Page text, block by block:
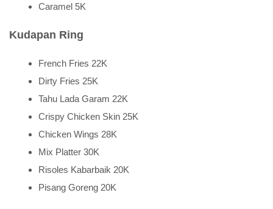
Caramel 5K
Kudapan Ring
French Fries 22K
Dirty Fries 25K
Tahu Lada Garam 22K
Crispy Chicken Skin 25K
Chicken Wings 28K
Mix Platter 30K
Risoles Kabarbaik 20K
Pisang Goreng 20K